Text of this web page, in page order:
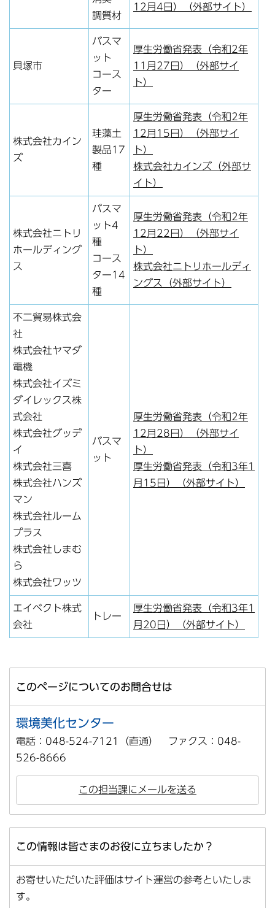
調質材
12月4日）（外部サイト）
貝塚市
バスマ
ット
コース
ター
厚生労働省発表（令和2年
11月27日）（外部サイ
ト）
株式会社カイン
ズ
珪藻土
製品17
種
厚生労働省発表（令和2年
12月15日）（外部サイ
ト）
株式会社カインズ（外部サ
イト）
株式会社ニトリ
ホールディング
ス
バスマ
ット4
種
コース
ター14
種
厚生労働省発表（令和2年
12月22日）（外部サイ
ト）
株式会社ニトリホールディ
ングス（外部サイト）
不二貿易株式会
社
株式会社ヤマダ
電機
株式会社イズミ
ダイレックス株
式会社
株式会社グッデ
イ
株式会社三喜
株式会社ハンズ
マン
株式会社ルーム
プラス
株式会社しまむ
ら
株式会社ワッツ
バスマ
ット
厚生労働省発表（令和2年
12月28日）（外部サイ
ト）
厚生労働省発表（令和3年1
月15日）（外部サイト）
エイベクト株式
会社
トレー
厚生労働省発表（令和3年1
月20日）（外部サイト）
このページについてのお問合せは
環境美化センター
電話：048-524-7121（直通） ファクス：048-
526-8666
この担当課にメールを送る
この情報は皆さまのお役に立ちましたか？
お寄せいただいた評価はサイト運営の参考といたしま
す。